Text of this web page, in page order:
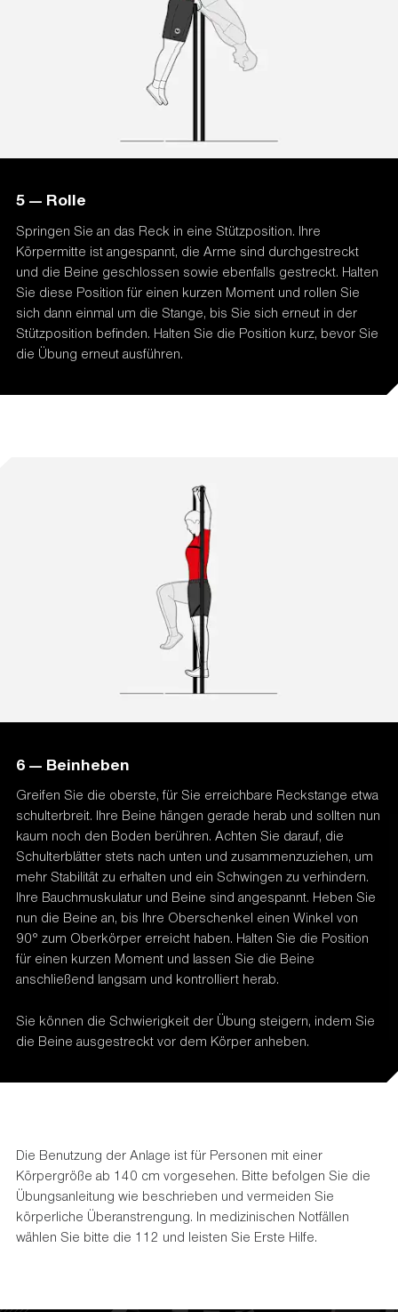
5 — Rolle
Springen Sie an das Reck in eine Stützposition. Ihre
Körpermitte ist angespannt, die Arme sind durchgestreckt
und die Beine geschlossen sowie ebenfalls gestreckt. Halten
Sie diese Position für einen kurzen Moment und rollen Sie
sich dann einmal um die Stange, bis Sie sich erneut in der
Stützposition befinden. Halten Sie die Position kurz, bevor Sie
die Übung erneut ausführen.
6 — Beinheben
Greifen Sie die oberste, für Sie erreichbare Reckstange etwa
schulterbreit. Ihre Beine hängen gerade herab und sollten nun
kaum noch den Boden berühren. Achten Sie darauf, die
Schulterblätter stets nach unten und zusammenzuziehen, um
mehr Stabilität zu erhalten und ein Schwingen zu verhindern.
Ihre Bauchmuskulatur und Beine sind angespannt. Heben Sie
nun die Beine an, bis Ihre Oberschenkel einen Winkel von
90° zum Oberkörper erreicht haben. Halten Sie die Position
für einen kurzen Moment und lassen Sie die Beine
anschließend langsam und kontrolliert herab.
Sie können die Schwierigkeit der Übung steigern, indem Sie
die Beine ausgestreckt vor dem Körper anheben.
Die Benutzung der Anlage ist für Personen mit einer
Körpergröße ab 140 cm vorgesehen. Bitte befolgen Sie die
Übungsanleitung wie beschrieben und vermeiden Sie
körperliche Überanstrengung. In medizinischen Notfällen
wählen Sie bitte die 112 und leisten Sie Erste Hilfe.